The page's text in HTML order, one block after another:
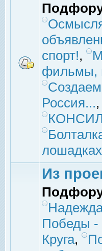
спорт!,
фильмы,
Россия...,
Из
Победы -
Круга,